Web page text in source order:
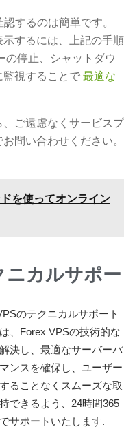
するのは簡単です。
するには、上記の手順
の停止、シャットダウ
監視することで 最適な
ご遠慮なくサービスプ
問い合わせください。
を使ってオンライン
ニカルサポー
のテクニカルサポート
、Forex VPSの技術的な
決し、最適なサーバーパ
ンスを確保し、ユーザー
ることなくスムーズな取
できるよう、24時間365
サポートいたします.